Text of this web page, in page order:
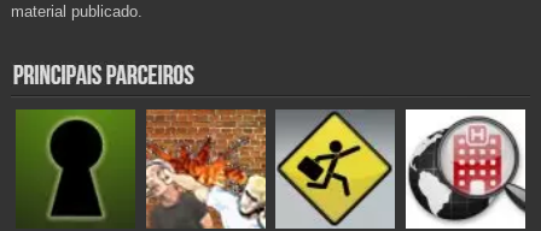
material publicado.